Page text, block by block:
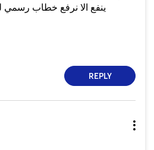
ينفع الا نرفع خطاب رسمي
REPLY